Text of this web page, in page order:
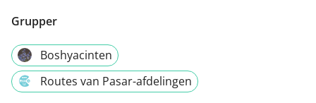
Grupper
Boshyacinten
Routes van Pasar-afdelingen